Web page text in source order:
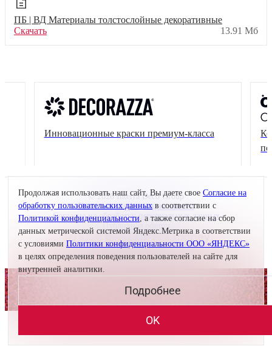
ПБ | ВД Материалы толстослойные декоративные
13.91 Мб
Скачать
Инновационные краски премиум-класса
© 2026 Interra Deco Group
Политика конфиденциальности
Согласие на обработку персональных данных
Создание сайта —
Продолжая использовать наш сайт, Вы даете свое Согласие на
обработку пользовательских данныхв соответствии с
Политикой конфиденциальности, а также согласие на сбор
данных метрической системой Яндекс.Метрика в соответствии
с условиями Политики конфиденциальности ООО «ЯНДЕКС»
в целях определения поведения пользователей на сайте для
внутренней аналитики.
Подробнее
OK